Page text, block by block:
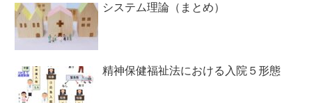
システム理論（まとめ）
精神保健福祉法における入院５形態